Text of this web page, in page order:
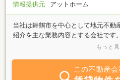
情報提供元
アットホーム
当社は舞鶴市を中心として地元不動
紹介を主な業務内容とする会社です
「借りたい」不動産に関するご質問
す。舞鶴エリアの不動産・賃貸・売
ネットへお任せ下さい！！
もっと
この不動産